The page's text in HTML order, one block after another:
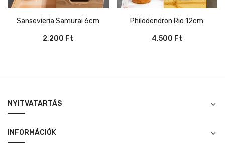
Sansevieria Samurai 6cm
2,200 Ft
Philodendron Rio 12cm
4,500 Ft
NYITVATARTÁS
INFORMÁCIÓK